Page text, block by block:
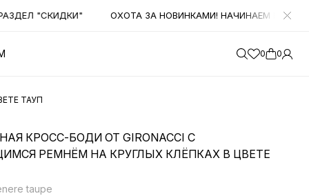
"СКИДКИ" ОХОТА ЗА НОВИНКАМИ! НАЧИНАЕМ
0 0
ТАУП
КРОСС-БОДИ ОТ GIRONACCI С
РЕМНЁМ НА КРУГЛЫХ КЛЁПКАХ В ЦВЕТЕ
taupe